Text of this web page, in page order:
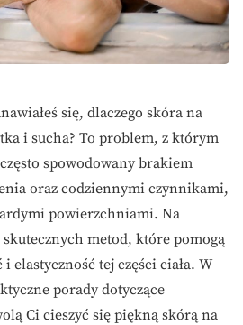
się, dlaczego skóra na
i sucha? To problem, z którym
spowodowany brakiem
oraz codziennymi czynnikami,
powierzchniami. Na
metod, które pomogą
elastyczność tej części ciała. W
porady dotyczące
Ci cieszyć się piękną skórą na